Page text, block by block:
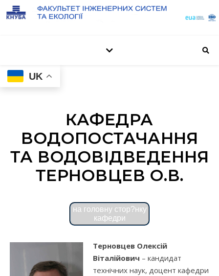
UK
КАФЕДРА
ВОДОПОСТАЧАННЯ
ТА ВОДОВІДВЕДЕННЯ
ТЕРНОВЦЕВ О.В.
на головну стор?нку
кафедри
Терновцев Олексій
Віталійович – кандидат
технічних наук, доцент кафедри